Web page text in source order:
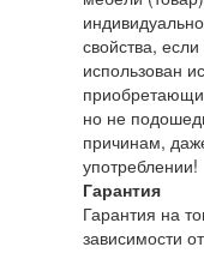
свойства,
использован
но не
причинам,
употреблении!
Гарантия
Гарантия на
зависимости